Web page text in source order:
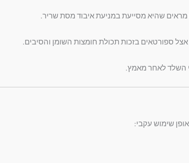
ספורטאים בזכות תכולת חומצות השומן והסיבים.
השלד לאחר מאמץ.
שימוש עקבי: